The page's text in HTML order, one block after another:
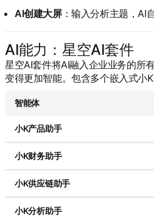
AI创建大屏：输入分析主题，AI
AI能力：星空AI套件
星空AI套件将AI融入企业业务的所
变得更加智能。包含多个嵌入式小K
智能体
小K产品助手
小K财务助手
小K供应链助手
小K分析助手